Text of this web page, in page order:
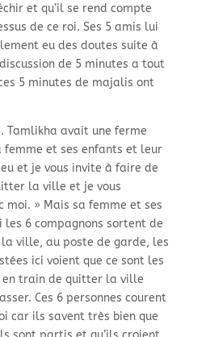
et qu’il se rend compte
de ce roi. Ses 5 amis lui
eu des doutes suite à
de 5 minutes a tout
5 minutes de majalis ont
Tamlikha avait une ferme
femme et ses enfants et leur
et je vous invite à faire de
la ville et je vous
moi. » Mais sa femme et ses
les 6 compagnons sortent de
ville, au poste de garde, les
ici voient que ce sont les
en train de quitter la ville
Ces 6 personnes courent
car ils savent très bien que